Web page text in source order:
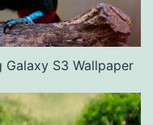
Galaxy S3 Wallpaper